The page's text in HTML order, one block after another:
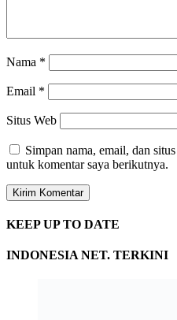
Nama *
Email *
Situs Web
Simpan nama, email, dan
untuk komentar saya berikutnya.
KEEP UP TO DATE
INDONESIA NET. TERKINI